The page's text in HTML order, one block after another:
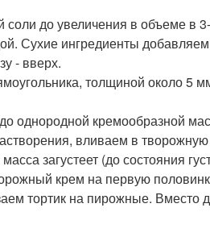
соли до увеличения в объеме в
Сухие ингредиенты
- вверх.
толщиной около 5
однородной кремообразной
вливаем в творожную
загустеет (до состояния
крем на первую
тортик на пирожные. Вместо